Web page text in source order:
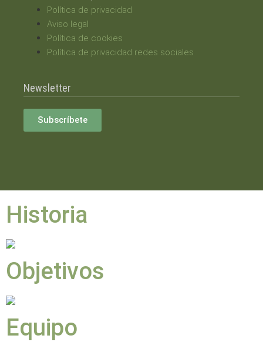
Política de privacidad
Aviso legal
Política de cookies
Política de privacidad redes sociales
Newsletter
Subscríbete
Historia
Objetivos
Equipo